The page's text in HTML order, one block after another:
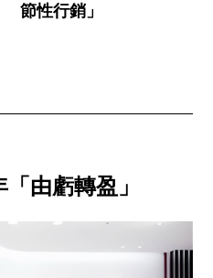
節性行銷」
由虧轉盈」